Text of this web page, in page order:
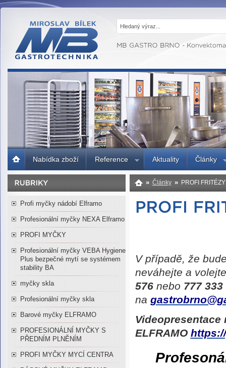
MB GASTRO
BRNO -
Gastrotechnika,
profesionální
kuchyně
strana
Nabídka zboží Reference Aktuality Články
Profi myčky nádobí Elframo
Profesionální myčky NEXA Elframo
PROFI MYČKY
Profesionální myčky VEBA Hygiene
Plus bezpečné mytí se systémem
stability BA
myčky skla
Profesionální myčky skla
Barové myčky ELFRAMO
PROFESIONÁLNÍ MYČKY S
PŘEDNÍM PLNĚNÍM
PROFI MYČKY MYCÍ CENTRA
» Články » PROFI FRITÉZY
V případě, že
neváhejte a
576nebo 777 333
na
ELFRAMO